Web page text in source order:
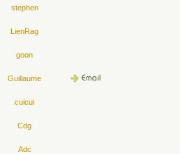
stephen
LienRag
goon
Guillaume
cuicui
Cdg
Adc